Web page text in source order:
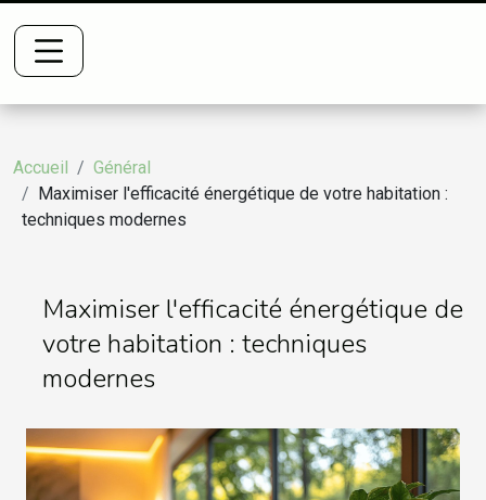
Accueil
Général
Maximiser l'efficacité énergétique de votre habitation :
techniques modernes
Maximiser l'efficacité énergétique de
votre habitation : techniques
modernes